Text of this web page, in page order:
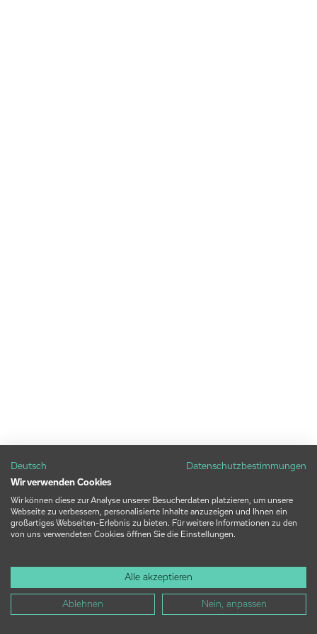
Deutsch
Datenschutzbestimmungen
Wir verwenden Cookies
Wir können diese zur Analyse unserer Besucherdaten platzieren, um unsere
Webseite zu verbessern, personalisierte Inhalte anzuzeigen und Ihnen ein
großartiges Webseiten-Erlebnis zu bieten. Für weitere Informationen zu den
von uns verwendeten Cookies öffnen Sie die Einstellungen.
Alle akzeptieren
Ablehnen Nein, anpassen